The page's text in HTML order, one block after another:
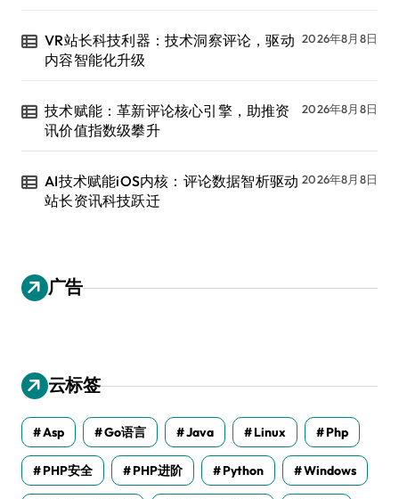
VR站长科技利器：技术洞察评论，驱动
内容智能化升级
2026年8月8日
技术赋能：革新评论核心引擎，助推资
讯价值指数级攀升
2026年8月8日
AI技术赋能iOS内核：评论数据智析驱动
站长资讯科技跃迁
2026年8月8日
广告
云标签
Asp Go语言 Java Linux Php
PHP安全 PHP进阶 Python Windows